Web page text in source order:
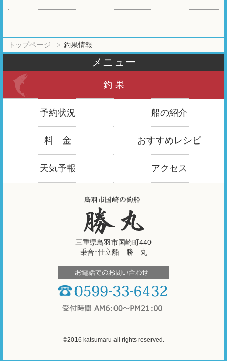
トップページ 釣果情報
メニュー
釣 果
予約状況 船の紹介
料 金 おすすめレシピ
天気予報 アクセス
三重県鳥羽市国崎町440
乗合･仕立船 勝 丸
©2016 katsumaru all rights reserved.